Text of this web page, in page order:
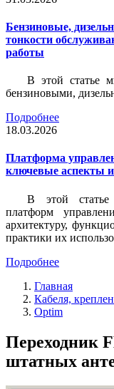
Бензиновые,
тонкости
работы
В этой статье
бензиновыми,
Подробнее
18.03.2026
Платформа
ключевые аспекты
В этой
платформ
архитектуру,
практики их
Подробнее
Главная
Кабеля,
Optim
Переходник
штатных